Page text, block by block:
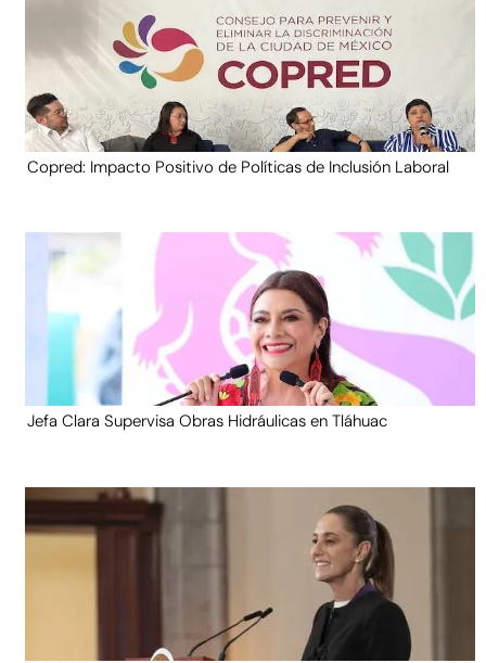
Copred: Impacto Positivo de Políticas de Inclusión Laboral
Jefa Clara Supervisa Obras Hidráulicas en Tláhuac